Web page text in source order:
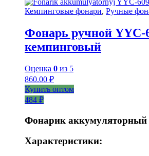
Кемпинговые фонари, Ручные
Фонарь ручной YYC-
кемпинговый
Оценка 0 из 5
860.00 ₽
Купить оптом
484 ₽
Фонарик аккумуляторный
Характеристики: